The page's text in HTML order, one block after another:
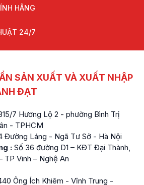
HÃNG
24/7
SẢN XUẤT VÀ XUẤT NHẬP
ĐẠT
7 Hương Lộ 2 - phường Bình Trị
- TPHCM
Đường Láng - Ngã Tư Sở - Hà Nội
: Số 36 đường D1 – KĐT Đại Thành,
TP Vinh – Nghệ An
Ông Ích Khiêm - Vĩnh Trung -